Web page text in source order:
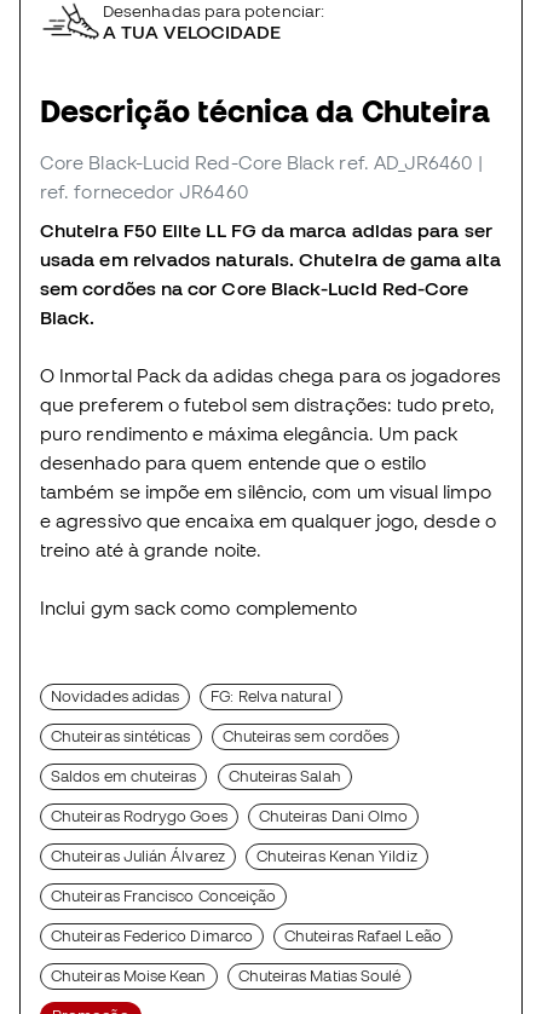
Desenhadas para potenciar:
A TUA VELOCIDADE
Descrição técnica da Chuteira
Core Black-Lucid Red-Core Black ref. AD_JR6460 |
ref. fornecedor JR6460
Chuteira F50 Elite LL FG da marca adidas para ser
usada em relvados naturais. Chuteira de gama alta
sem cordões na cor Core Black-Lucid Red-Core
Black.
O Inmortal Pack da adidas chega para os jogadores
que preferem o futebol sem distrações: tudo preto,
puro rendimento e máxima elegância. Um pack
desenhado para quem entende que o estilo
também se impõe em silêncio, com um visual limpo
e agressivo que encaixa em qualquer jogo, desde o
treino até à grande noite.
Inclui gym sack como complemento
Novidades adidas FG: Relva natural
Chuteiras sintéticas Chuteiras sem cordões
Saldos em chuteiras Chuteiras Salah
Chuteiras Rodrygo Goes Chuteiras Dani Olmo
Chuteiras Julián Álvarez Chuteiras Kenan Yildiz
Chuteiras Francisco Conceição
Chuteiras Federico Dimarco Chuteiras Rafael Leão
Chuteiras Moise Kean Chuteiras Matias Soulé